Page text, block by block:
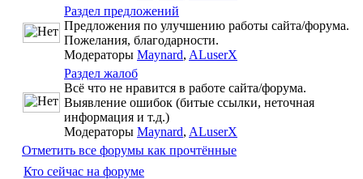
Раздел предложений
Предложения по улучшению работы сайта/форума.
Пожелания, благодарности.
Модераторы Maynard, ALuserX
Раздел жалоб
Всё что не нравится в работе сайта/форума.
Выявление ошибок (битые ссылки, неточная
информация и т.д.)
Модераторы Maynard, ALuserX
Отметить все форумы как прочтённые
Кто сейчас на форуме